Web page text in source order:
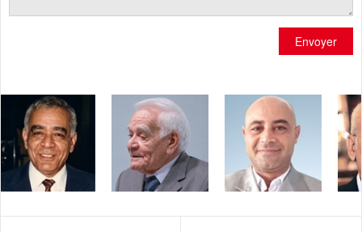
Envoyer